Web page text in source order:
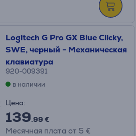
Logitech G Pro GX Blue Clicky,
SWE, черный - Механическая
клавиатура
920-009391
в наличии
Цена:
139.99 €
Месячная плата от 5 €